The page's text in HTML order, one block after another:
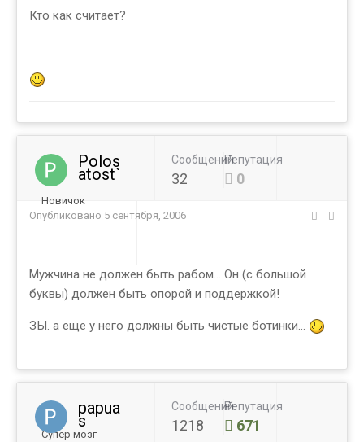
Кто как считает?
Polos
atost`
Новичок
Сообщений
32
Репутация
0
Опубликовано 5 сентября, 2006
Мужчина не должен быть рабом... Он (с большой
буквы) должен быть опорой и поддержкой!
ЗЫ. а еще у него должны быть чистые ботинки...
papua
s
Супер мозг
Сообщений
1218
Репутация
671